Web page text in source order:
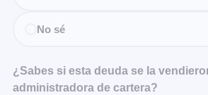
No sé
¿Sabes si esta deuda se la
administradora de cartera?